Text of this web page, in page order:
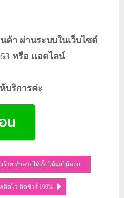
ค้า ผ่านระบบในเว็บไซต์
หรือ แอดไลน์
บริการค่ะ
ร้าย ทำลายได้ทั้ง ไม้ผลไม้ดอก
ติดไว ติดชัวร์ 100%